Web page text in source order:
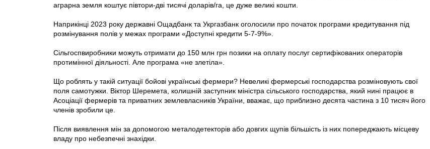
аграрна земля коштує півтори-дві тисячі доларів/га, це дуже великі кошти.
Наприкінці 2023 року державні Ощадбанк та Укргазбанк оголосили про початок програми кредитування під
розмінування полів у межах програми «Доступні кредити 5-7-9%».
Сільгоспвиробники можуть отримати до 150 млн грн позики на оплату послуг сертифікованих операторів
протимінної діяльності. Але програма «не злетіла».
Що роблять у такій ситуації бойо­ві українські фермери? Невеликі фермерські господарства розміновують свої
поля самотужки. Віктор Шеремета, колишній заступник міністра сільського господарства, який нині працює в
Асоціації фермерів та приватних землевласників України, вважає, що приблизно десята частина з 10 тисяч його
членів зробили це.
Після виявлення мін за допомогою металодетекторів або довгих щупів більшість із них попереджають місцеву
владу про небезпечні знахідки.